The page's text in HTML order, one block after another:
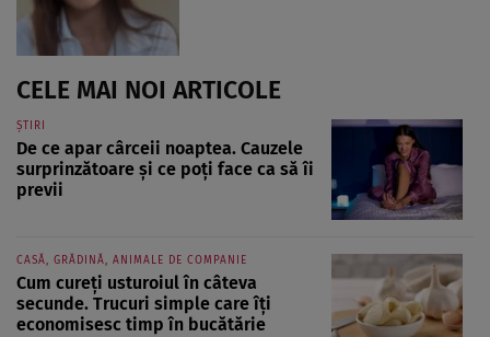
CELE MAI NOI ARTICOLE
ȘTIRI
De ce apar cârceii noaptea. Cauzele
surprinzătoare și ce poți face ca să îi
previi
CASĂ, GRĂDINĂ, ANIMALE DE COMPANIE
Cum cureți usturoiul în câteva
secunde. Trucuri simple care îți
economisesc timp în bucătărie